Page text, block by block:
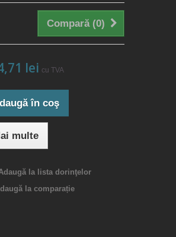
Compară (0)
lei cu TVA
în coş
multe
la lista dorinţelor
la comparație